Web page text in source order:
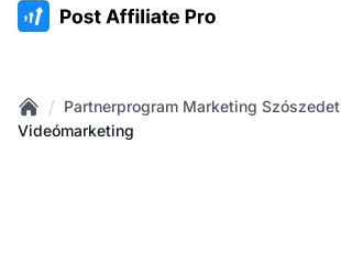
:site.title
Home
/ Partnerprogram Marketing Szószedet
Videómarketing